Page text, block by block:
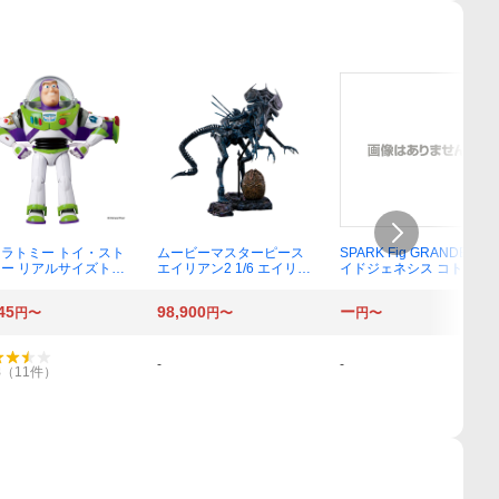
トミー トイ・スト
リアルサイズトー
ムービーマスターピース
エイリアン2 1/6 エイリア
SPARK Fig GRANDE ゾ
イドジェネシス コトナ・
円〜 98,900円〜 ー円〜
（ 11件） - -